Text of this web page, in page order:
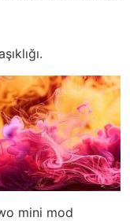
mini mod